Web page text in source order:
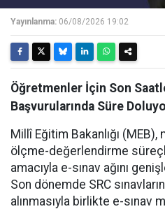
Yayınlanma: 06/08/2026 19:02
Öğretmenler İçin Son
Başvurularında Süre
Millî Eğitim Bakanlığı
ölçme-değerlendirme
amacıyla e-sınav ağını
Son dönemde SRC
alınmasıyla birlikte e-sınav